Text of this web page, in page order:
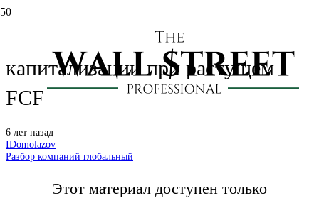
SAP: потеря четверти
капитализации при растущем
FCF
6 лет назад
IDomolazov
Разбор компаний глобальный
Этот материал доступен только